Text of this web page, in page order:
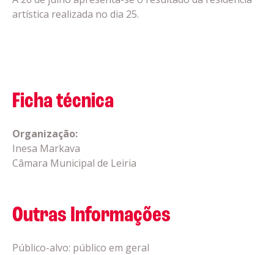
artística realizada no dia 25.
Ficha técnica
Organização:
Inesa Markava
Câmara Municipal de Leiria
Outras Informações
Público-alvo: público em geral